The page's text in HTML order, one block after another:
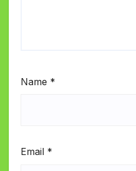
Name *
Email *